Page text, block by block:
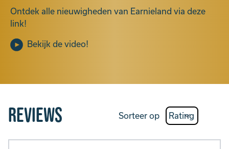
Ontdek alle nieuwigheden van Earnieland via deze
link!
Bekijk de video!
Reviews Sorteer op